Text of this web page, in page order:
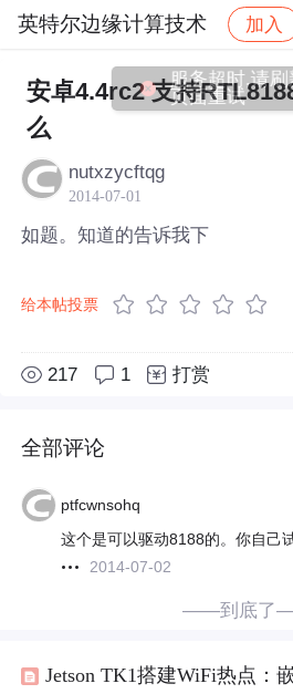
英特尔边缘计算技术 加入
社区 英特尔边缘计算技术
安卓4.4rc2 支持
么
nutxzycftqg
2014-07-01
如题。知道的告诉我下
给本帖投票
217 1 打赏
全部评论
ptfcwnsohq
这个是可以驱动8188的。你自己
2014-07-02
——到底了
服务超时,请刷
页面重试